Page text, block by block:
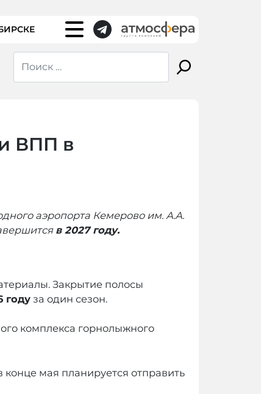
ВПП в
аэропорта Кемерово им. А.А.
в 2027 году.
Закрытие полосы
году за один сезон.
комплекса горнолыжного
мая планируется отправить